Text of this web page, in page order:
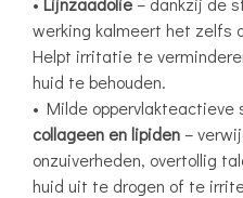
werking kalmeert het zelfs
Helpt irritatie te
huid te behouden.
• Milde oppervlakteactieve
collageen en lipiden –
onzuiverheden, overtollig
huid uit te drogen of te